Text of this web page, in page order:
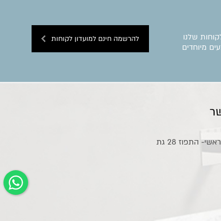
שלנו
מיוחדים
להרשמה חינם למועדון לקוחות
אולם תצוגה ראשי- התפוז 28 גת